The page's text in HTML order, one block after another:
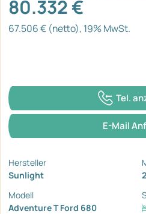
80.332 €
67.506 € (netto), 19% MwSt.
Tel.
E-Mail
Hersteller
Sunlight
Modell
Adventure T Ford 680